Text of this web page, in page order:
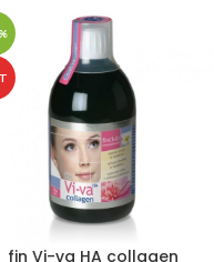
fin Vi-va HA collagen